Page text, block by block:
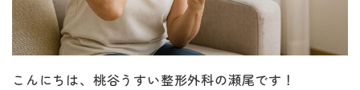
こんにちは、桃谷うすい整形外科の瀬尾です！